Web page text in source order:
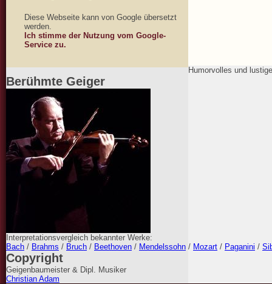
Diese Webseite kann von Google übersetzt
werden.
Ich stimme der Nutzung vom Google-
Service zu.
Humorvolles und
Berühmte Geiger
Interpretationsvergleich bekannter Werke:
Bach / Brahms / Bruch / Beethoven / Mendelssohn / Mozart / Paganini /
Copyright
Geigenbaumeister & Dipl. Musiker
Christian Adam